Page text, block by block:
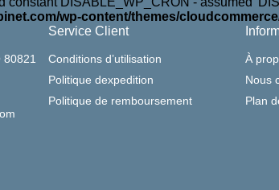
wp-content/themes/
Service Client
Conditions d’utilisation
Politique dexpedition
Politique de remboursement
À
Nous
Plan